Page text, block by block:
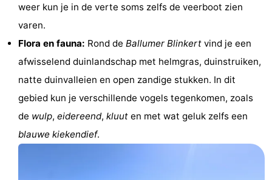
Uitkijkpunten
Attracties
Rondvaarten
Speeltuinen
weer kun je in de verte soms zelfs de veerboot zien
varen.
Flora en fauna: Rond de Ballumer Blinkert vind je een
afwisselend duinlandschap met helmgras, duinstruiken,
natte duinvalleien en open zandige stukken. In dit
gebied kun je verschillende vogels tegenkomen, zoals
de wulp, eidereend, kluut en met wat geluk zelfs een
blauwe kiekendief.